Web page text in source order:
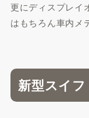
更にディスプレイ
はもちろん車内メ
新型スイ